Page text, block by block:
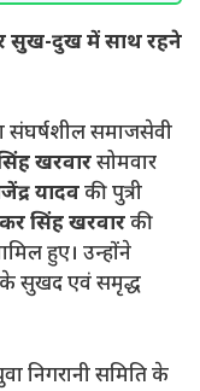
सुख-दुख में साथ रहने
संघर्षशील समाजसेवी
खरवारसोमवार
यादवकी पुत्री
सिंह खरवारकी
हुए। उन्होंने
सुखद एवं समृद्ध
निगरानी समिति के